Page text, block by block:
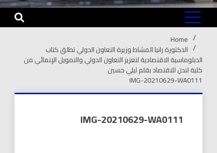
Home
الدكتورة رانيا المشاط وزيرة التعاون الدولي تطلق كتاب
الدبلوماسية الاقتصادية لتعزيز التعاون الدولي والتمويل الإنمائي من
كلية لندن للاقتصاد بقلم ليلي حسين
IMG-20210629-WA0111
IMG-20210629-WA0111